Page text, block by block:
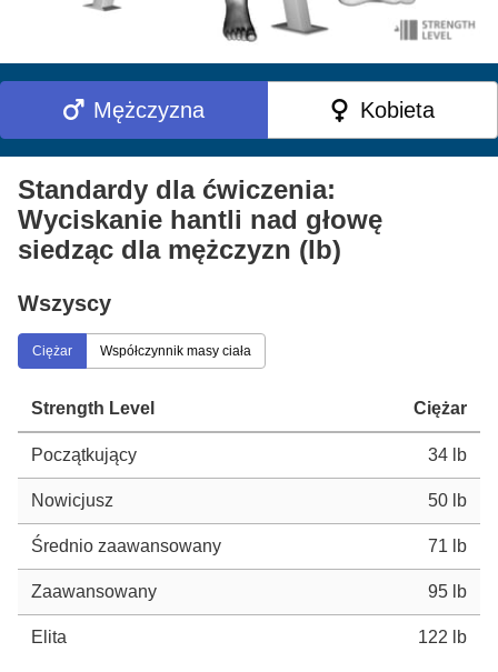
Mężczyzna Kobieta
Standardy dla ćwiczenia:
Wyciskanie hantli nad głowę
siedząc dla mężczyzn (lb)
Wszyscy
Ciężar Współczynnik masy ciała
Strength Level Ciężar
Początkujący 34 lb
Nowicjusz 50 lb
Średnio zaawansowany 71 lb
Zaawansowany 95 lb
Elita 122 lb